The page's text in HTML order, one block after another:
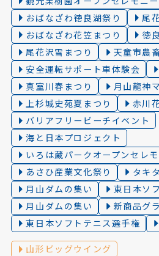
おばなざわ徳良湖祭り
尾
おばなざわ花笠まつり
徳
尾花沢雪まつり
天童市農
安全運転サポート車体験会
真室川春まつり
月山龍神
上杉城史苑夏まつり
赤川
バリアフリービーチイベント
海と日本プロジェクト
いろは蔵パークオープンセレ
あさひ産業文化祭り
タキ
月山ダムの集い
東日本ソ
月山ダムの集い
新商品グ
東日本ソフトテニス選手権
山形ビッグウイング